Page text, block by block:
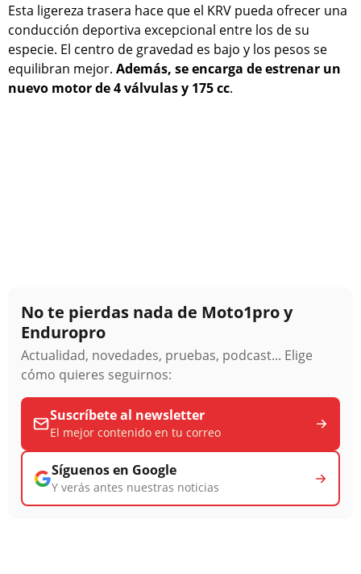
Esta ligereza trasera hace que el KRV pueda ofrecer una
conducción deportiva excepcional entre los de su
especie. El centro de gravedad es bajo y los pesos se
equilibran mejor. Además, se encarga de estrenar un
nuevo motor de 4 válvulas y 175 cc.
No te pierdas nada de Moto1pro y
Enduropro
Actualidad, novedades, pruebas, podcast... Elige
cómo quieres seguirnos:
Suscríbete al newsletter
El mejor contenido en tu correo
Síguenos en Google
Y verás antes nuestras noticias